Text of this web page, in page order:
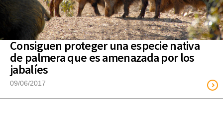
Consiguen proteger una especie nativa
de palmera que es amenazada por los
jabalíes
09/06/2017